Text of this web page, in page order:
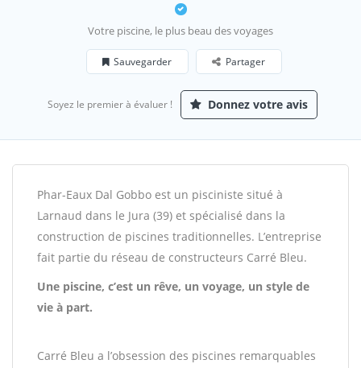
Votre piscine, le plus beau des voyages
Sauvegarder Partager
Soyez le premier à évaluer ! Donnez votre avis
Phar-Eaux Dal Gobbo est un pisciniste situé à
Larnaud dans le Jura (39) et spécialisé dans la
construction de piscines traditionnelles. L’entreprise
fait partie du réseau de constructeurs Carré Bleu.
Une piscine, c’est un rêve, un voyage, un style de
vie à part.
Carré Bleu a l’obsession des piscines remarquables